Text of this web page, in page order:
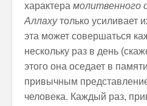
характера молитвенного
Аллахутолько усиливает
эта может совершаться
нескольку раз в день
этого она оседает в
привычным
человека. Каждый раз,